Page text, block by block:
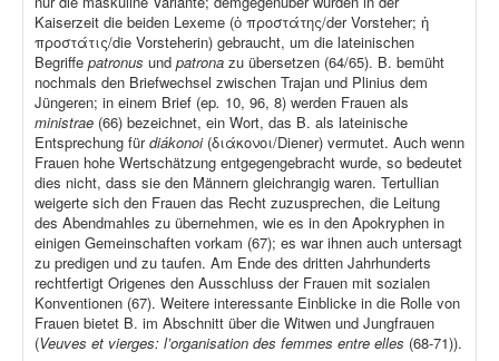
Kaiserzeit die beiden Lexeme (ὁ προστάτης/der Vorsteher; ἡ
προστάτις/die Vorsteherin) gebraucht, um die lateinischen
Begriffe patronus und patrona zu übersetzen (64/65). B. bemüht
nochmals den Briefwechsel zwischen Trajan und Plinius dem
Jüngeren; in einem Brief (ep. 10, 96, 8) werden Frauen als
ministrae (66) bezeichnet, ein Wort, das B. als lateinische
Entsprechung fürdiákonoi (διάκονοι/Diener) vermutet. Auch wenn
Frauen hohe Wertschätzung entgegengebracht wurde, so bedeutet
dies nicht, dass sie den Männern gleichrangig waren. Tertullian
weigerte sich den Frauen das Recht zuzusprechen, die Leitung
des Abendmahles zu übernehmen, wie es in den Apokryphen in
einigen Gemeinschaften vorkam (67); es war ihnen auch untersagt
zu predigen und zu taufen. Am Ende des dritten Jahrhunderts
rechtfertigt Origenes den Ausschluss der Frauen mit sozialen
Konventionen (67). Weitere interessante Einblicke in die Rolle von
Frauen bietet B. im Abschnitt über die Witwen und Jungfrauen
(Veuves et vierges: l’organisation des femmes entre elles (68-71)).